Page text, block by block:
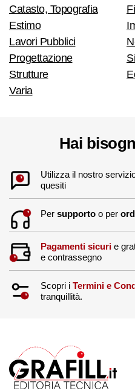
Catasto, Topografia
Estimo
Lavori Pubblici
Progettazione
Strutture
Varia
Hai
Utilizza il nostro
quesiti
Per supportoo per
Pagamenti sicurie
e contrassegno
Scopri i Termini e
tranquillità.